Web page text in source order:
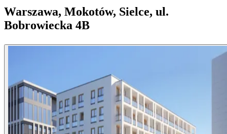
Warszawa, Mokotów, Sielce, ul.
Bobrowiecka 4B